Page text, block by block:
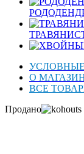
О
ВСЕ
Продано